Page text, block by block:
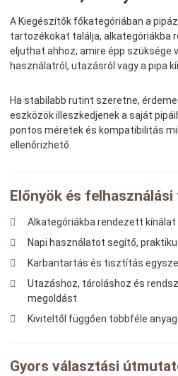
A Kiegészítők főkategóriában a
tartozékokat találja, alkategóriákba
eljuthat ahhoz, amire épp szüksége
használatról, utazásról vagy a pipa
Ha stabilabb rutint szeretne,
eszközök illeszkedjenek a saját
pontos méretek és kompatibilitás
ellenőrizhető.
Előnyök és
Alkategóriákba rendezett
Napi használatot segítő,
Karbantartás és tisztítás
Utazáshoz, tároláshoz és
megoldást
Kiviteltől függően többféle
Gyors választási